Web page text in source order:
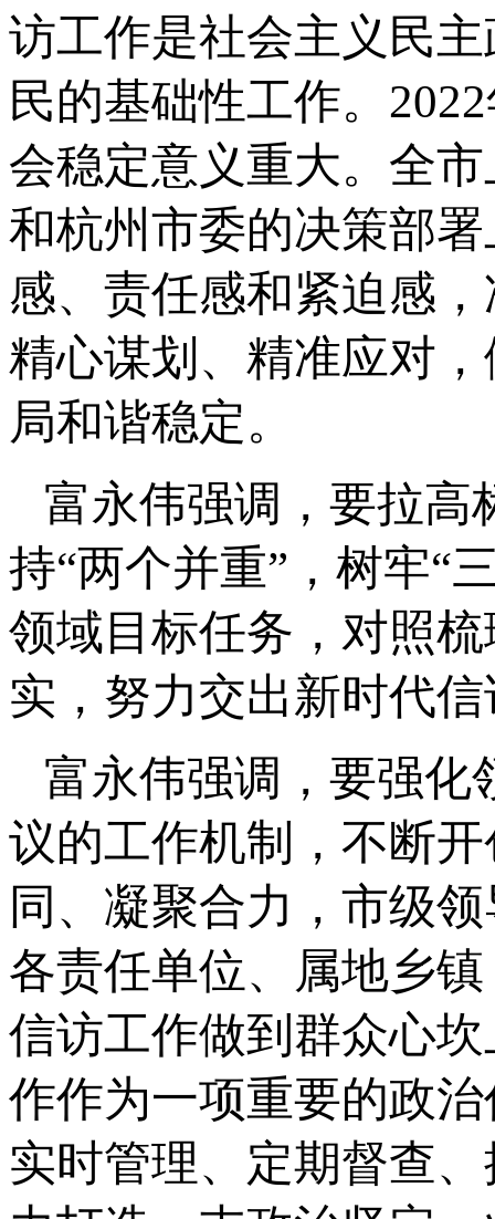
访工作是社会主义民
民的基础性工作。
会稳定意义重大。全
和杭州市委的决策部
感、责任感和紧迫感
精心谋划、精准应对
局和谐稳定。
富永伟强调，要拉高
持“两个并重”，树牢“
领域目标任务，对照
实，努力交出新时代
富永伟强调，要强化
议的工作机制，不断
同、凝聚合力，市级
各责任单位、属地乡
信访工作做到群众心
作作为一项重要的政
实时管理、定期督查